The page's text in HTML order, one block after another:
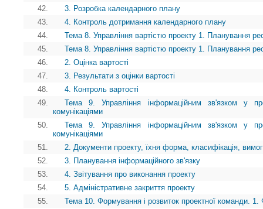
42.
3. Розробка календарного плану
43.
4. Контроль дотримання календарного плану
44.
Тема 8. Управління вартістю проекту 1. Планування
45.
Тема 8. Управління вартістю проекту 1. Планування
46.
2. Оцінка вартості
47.
3. Результати з оцінки вартості
48.
4. Контроль вартості
49.
Тема 9. Управління інформаційним зв'язком у
комунікаціями
50.
Тема 9. Управління інформаційним зв'язком у
комунікаціями
51.
2. Документи проекту, їхня форма, класифікація,
52.
3. Планування інформаційного зв'язку
53.
4. Звітування про виконання проекту
54.
5. Адміністративне закриття проекту
55.
Тема 10. Формування і розвиток проектної команди.